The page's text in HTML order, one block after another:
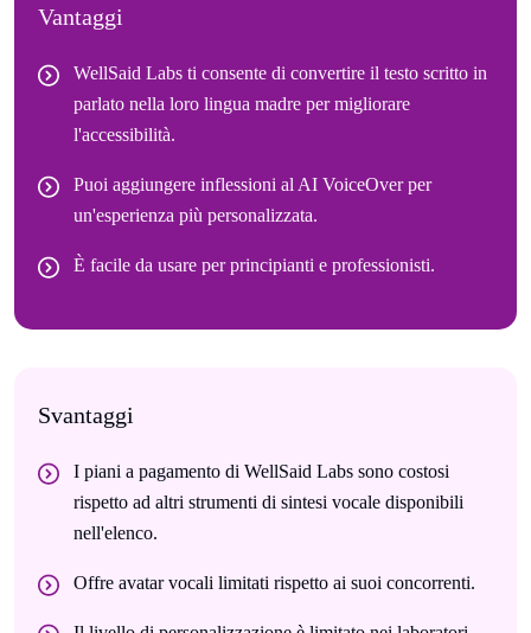
Vantaggi
WellSaid Labs ti consente di convertire il testo scritto in
parlato nella loro lingua madre per migliorare
l'accessibilità.
Puoi aggiungere inflessioni al AI VoiceOver per
un'esperienza più personalizzata.
È facile da usare per principianti e professionisti.
Svantaggi
I piani a pagamento di WellSaid Labs sono costosi
rispetto ad altri strumenti di sintesi vocale disponibili
nell'elenco.
Offre avatar vocali limitati rispetto ai suoi concorrenti.